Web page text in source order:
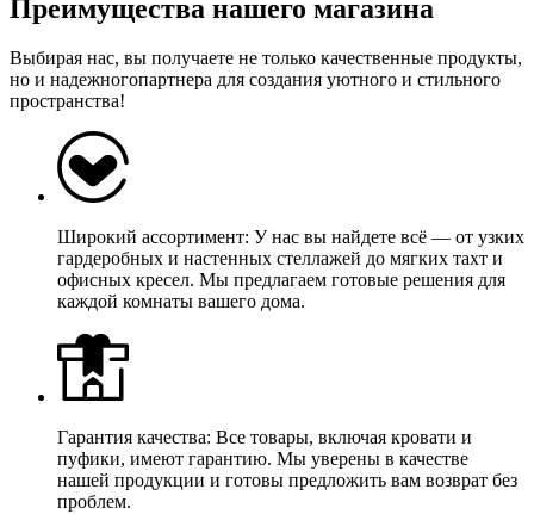
Преимущества нашего магазина
Выбирая нас, вы получаете не только качественные продукты,
но и надежногопартнера для создания уютного и стильного
пространства!
Широкий ассортимент: У нас вы найдете всё — от узких
гардеробных и настенных стеллажей до мягких тахт и
офисных кресел. Мы предлагаем готовые решения для
каждой комнаты вашего дома.
Гарантия качества: Все товары, включая кровати и
пуфики, имеют гарантию. Мы уверены в качестве
нашей продукции и готовы предложить вам возврат без
проблем.